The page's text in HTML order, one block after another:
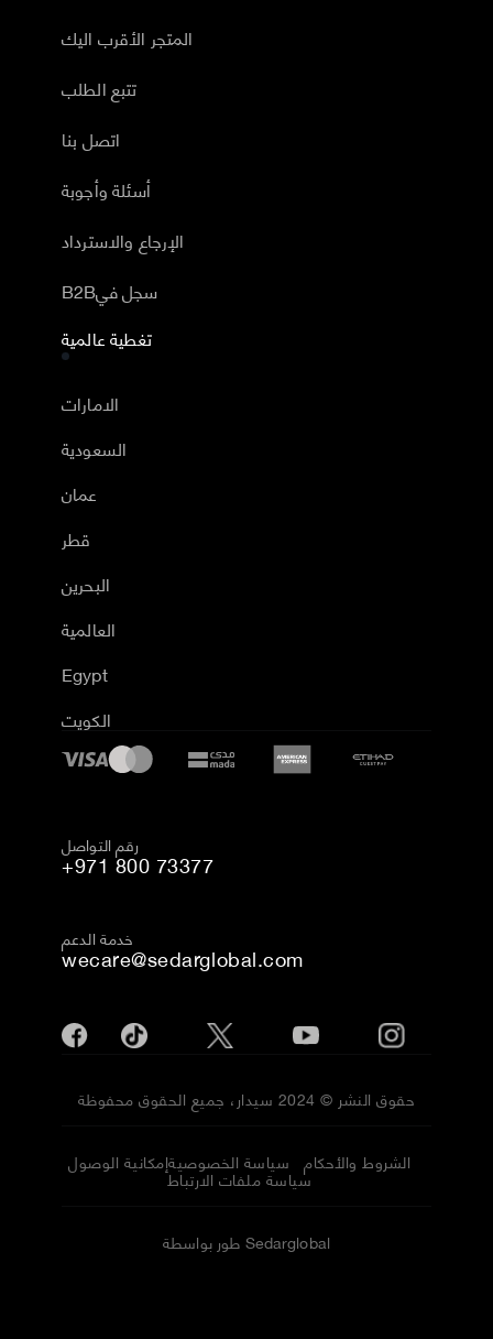
المتجر الأقرب اليك
تتبع الطلب
اتصل بنا
أسئلة وأجوبة
الإرجاع والاسترداد
B2Bسجل في
تغطية عالمية
الامارات
السعودية
عمان
قطر
البحرين
العالمية
Egypt
الكويت
رقم التواصل
+971 800 73377
خدمة الدعم
wecare@sedarglobal.com
حقوق النشر © 2024 سيدار، جميع الحقوق محفوظة
إمكانية الوصولسياسة الخصوصية الشروط والأحكام
سياسة ملفات الارتباط
طور بواسطة Sedarglobal